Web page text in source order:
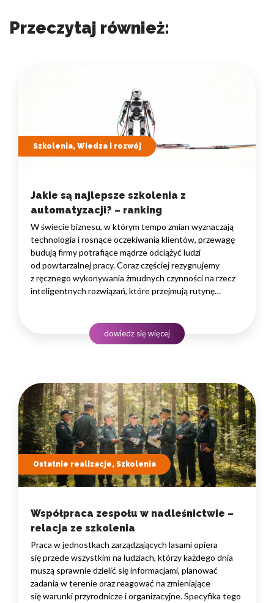
Przeczytaj również:
Szkolenia, Wiedza i rozwój
Jakie są najlepsze szkolenia z
automatyzacji? – ranking
W świecie biznesu, w którym tempo zmian wyznaczają
technologia i rosnące oczekiwania klientów, przewagę
budują firmy potrafiące mądrze odciążyć ludzi
od powtarzalnej pracy. Coraz częściej rezygnujemy
z ręcznego wykonywania żmudnych czynności na rzecz
inteligentnych rozwiązań, które przejmują rutynę
rozwojowego to decyzja strategiczna — wpływa
na wydajność zespołów,…
dowiedz się więcej
Ostatnie realizacje, Szkolenia
Współpraca zespołu w nadleśnictwie –
relacja ze szkolenia
Praca w jednostkach zarządzających lasami opiera
się przede wszystkim na ludziach, którzy każdego dnia
muszą sprawnie dzielić się informacjami, planować
zadania w terenie oraz reagować na zmieniające
się warunki przyrodnicze i organizacyjne. Specyfika tego